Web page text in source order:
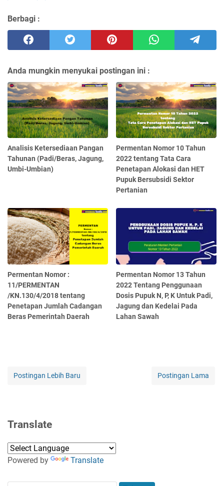
Berbagi :
Anda mungkin menyukai postingan ini :
Analisis Ketersediaan Pangan
Tahunan (Padi/Beras, Jagung,
Umbi-Umbian)
Permentan Nomor 10 Tahun
2022 tentang Tata Cara
Penetapan Alokasi dan HET
Pupuk Bersubsidi Sektor
Pertanian
Permentan Nomor :
11/PERMENTAN
/KN.130/4/2018 tentang
Penetapan Jumlah Cadangan
Beras Pemerintah Daerah
Permentan Nomor 13 Tahun
2022 Tentang Penggunaan
Dosis Pupuk N, P, K Untuk Padi,
Jagung dan Kedelai Pada
Lahan Sawah
Postingan Lebih Baru Postingan Lama
Translate
Powered by Translate